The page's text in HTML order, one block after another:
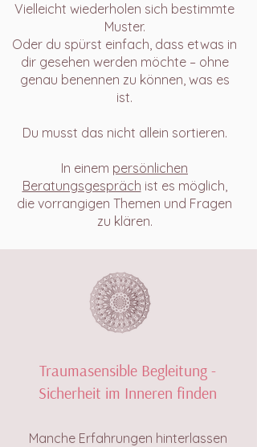
Vielleicht wiederholen sich bestimmte
Muster.
Oder du spürst einfach, dass etwas in
dir gesehen werden möchte – ohne
genau benennen zu können, was es
ist.
Du musst das nicht allein sortieren.
In einem persönlichen
Beratungsgespräch ist es möglich,
die vorrangigen Themen und Fragen
zu klären.
Traumasensible Begleitung -
Sicherheit im Inneren finden
Manche Erfahrungen hinterlassen